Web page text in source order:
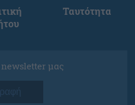
Ταυτότητα
newsletter μας